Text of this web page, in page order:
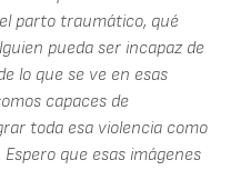
parto traumático, qué
pueda ser incapaz de
lo que se ve en esas
capaces de
toda esa violencia como
que esas imágenes